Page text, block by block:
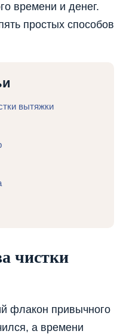
времени и денег.
простых способов
вытяжки
чистки
флакон привычного
а времени